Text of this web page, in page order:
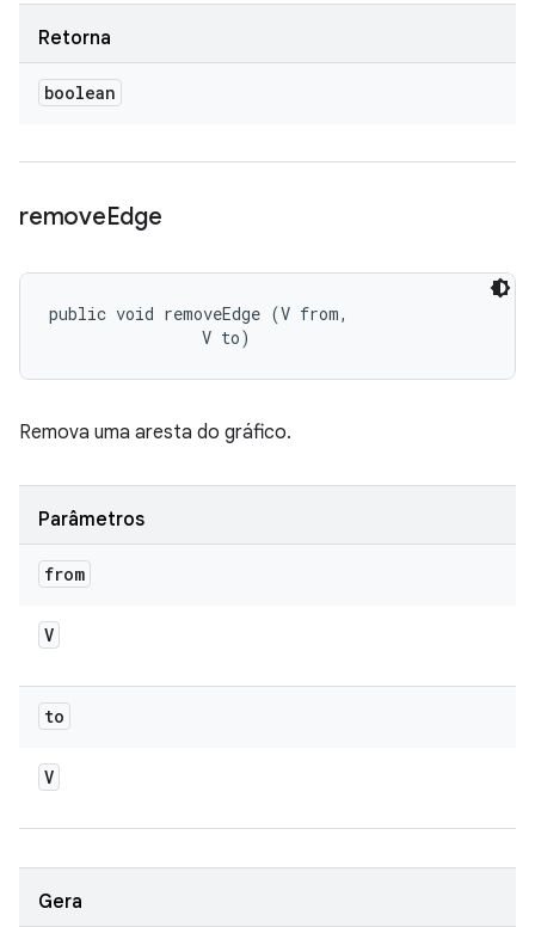
Retorna
boolean
removeEdge
public void removeEdge (V from,
                V to)
Remova uma aresta do gráfico.
Parâmetros
from
V
to
V
Gera